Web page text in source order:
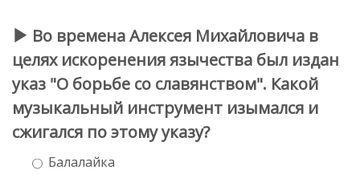
Во времена Алексея Михайловича в
целях искоренения язычества был издан
указ "О борьбе со славянством". Какой
музыкальный инструмент изымался и
сжигался по этому указу?
Балалайка